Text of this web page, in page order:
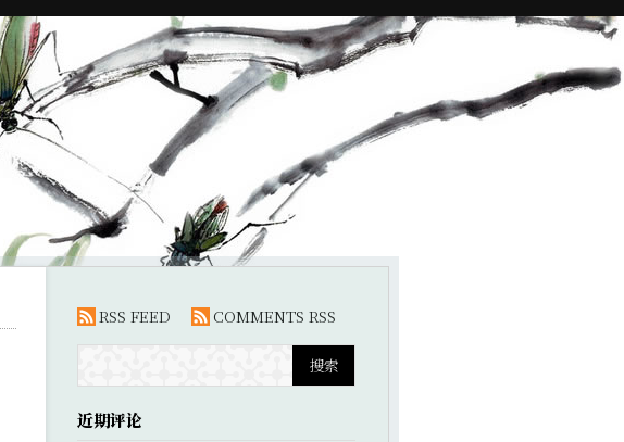
RSS FEED COMMENTS RSS
近期评论